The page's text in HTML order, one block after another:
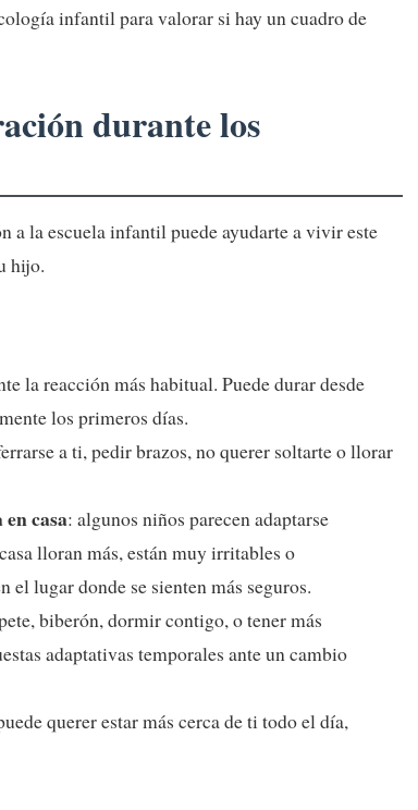
infantil para valorar si hay un cuadro de
durante los
a la escuela infantil puede ayudarte a vivir este
hijo.
la reacción más habitual. Puede durar desde
los primeros días.
a ti, pedir brazos, no querer soltarte o llorar
casa: algunos niños parecen adaptarse
lloran más, están muy irritables o
el lugar donde se sienten más seguros.
biberón, dormir contigo, o tener más
adaptativas temporales ante un cambio
querer estar más cerca de ti todo el día,